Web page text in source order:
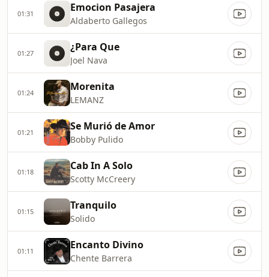
01:31 Emocion Pasajera
Aldaberto Gallegos
01:27 ¿Para Que
Joel Nava
01:24 Morenita
LEMANZ
01:21 Se Murió de Amor
Bobby Pulido
01:18 Cab In A Solo
Scotty McCreery
01:15 Tranquilo
Solido
01:11 Encanto Divino
Chente Barrera